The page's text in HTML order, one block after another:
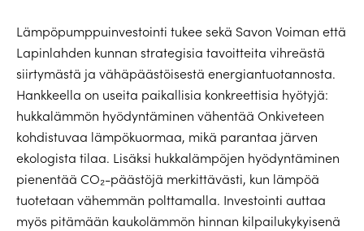
Lämpöpumppuinvestointi tukee sekä Savon Voiman että
Lapinlahden kunnan strategisia tavoitteita vihreästä
siirtymästä ja vähäpäästöisestä energiantuotannosta.
Hankkeella on useita paikallisia konkreettisia hyötyjä:
hukkalämmön hyödyntäminen vähentää Onkiveteen
kohdistuvaa lämpökuormaa, mikä parantaa järven
ekologista tilaa. Lisäksi hukkalämpöjen hyödyntäminen
pienentää CO₂-päästöjä merkittävästi, kun lämpöä
tuotetaan vähemmän polttamalla. Investointi auttaa
myös pitämään kaukolämmön hinnan kilpailukykyisenä